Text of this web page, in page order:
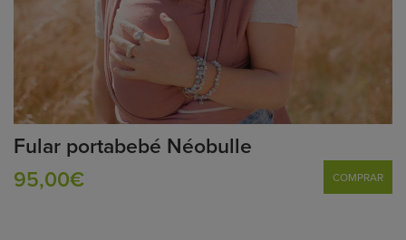
Fular portabebé Néobulle
95,00€
COMPRAR